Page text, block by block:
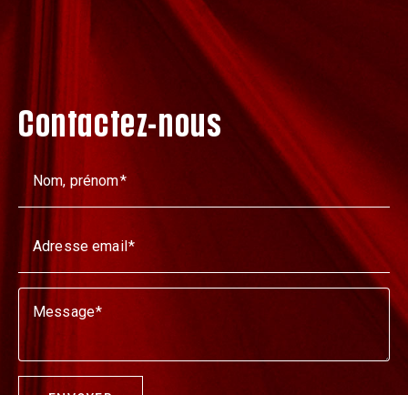
Contactez-nous
Nom, prénom
Adresse email
Message